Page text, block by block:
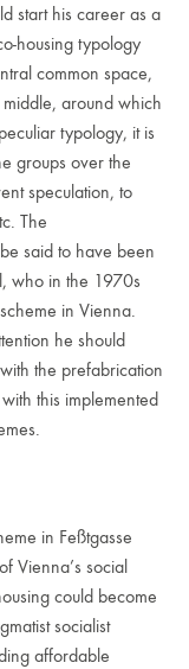
start his career as a
housing typology
common space,
around which
typology, it is
groups over the
speculation, to
The
said to have been
who in the 1970s
in Vienna.
he should
the prefabrication
this implemented
in Feßtgasse
Vienna’s social
could become
socialist
affordable